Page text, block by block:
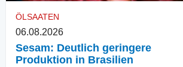
ÖLSAATEN
06.08.2026
Sesam: Deutlich geringere
Produktion in Brasilien